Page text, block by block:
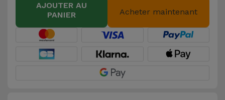
Gadgets
Hygiène
Maison
AJOUTER AU
PANIER
Acheter maintenant